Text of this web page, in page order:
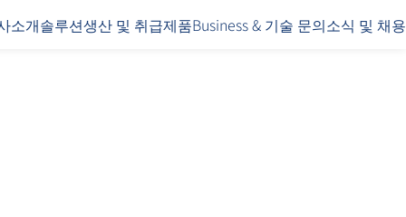
소개솔루션생산 및 취급제품Business & 기술 문의소식 및 채용